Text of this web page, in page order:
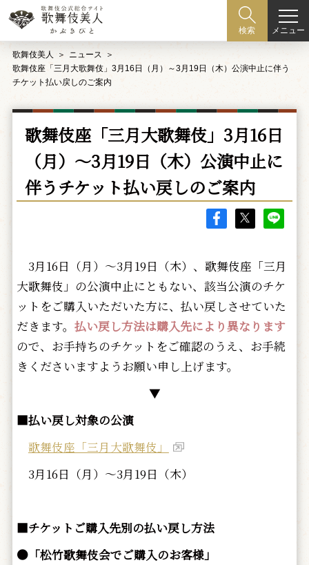
検索 メニュー
歌舞伎美人
ニュース
歌舞伎座「三月大歌舞伎」3月16日（月）～3月19日（木）公演中止に伴う
チケット払い戻しのご案内
歌舞伎座「三月大歌舞伎」3月16日
（月）～3月19日（木）公演中止に
伴うチケット払い戻しのご案内
3月16日（月）～3月19日（木）、歌舞伎座「三月
大歌舞伎」の公演中止にともない、該当公演のチケ
ットをご購入いただいた方に、払い戻しさせていた
だきます。 払い戻し方法は購入先により異なります
ので、お手持ちのチケットをご確認のうえ、お手続
きくださいますようお願い申し上げます。
▼
■払い戻し対象の公演
歌舞伎座「三月大歌舞伎」
3月16日（月）～3月19日（木）
■チケットご購入先別の払い戻し方法
●「松竹歌舞伎会でご購入のお客様」